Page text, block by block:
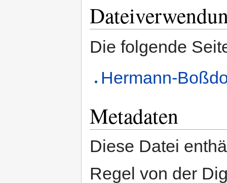
Die folgende
Hermann-
Metadaten
Diese Datei
Regel von der